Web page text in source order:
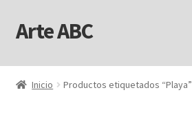
Ir
a
navegación
Ir
al
Arte ABC
Inicio
Inicio Productos etiquetados “Playa”